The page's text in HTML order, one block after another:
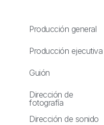
Producción general
Producción ejecutiva
Guión
Dirección de
fotografía
Dirección de sonido